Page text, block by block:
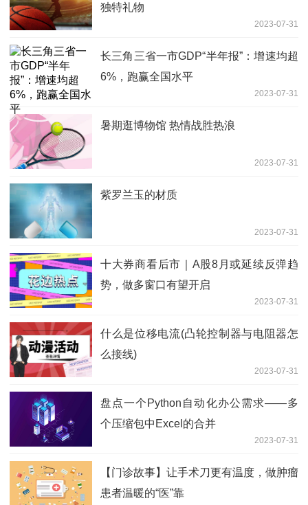
独特礼物
2023-07-31
长三角三省一市GDP“半年报”：增速均超
6%，跑赢全国水平
2023-07-31
暑期逛博物馆 热情战胜热浪
2023-07-31
紫罗兰玉的材质
2023-07-31
十大券商看后市｜A股8月或延续反弹趋
势，做多窗口有望开启
2023-07-31
什么是位移电流(凸轮控制器与电阻器怎
么接线)
2023-07-31
盘点一个Python自动化办公需求——多
个压缩包中Excel的合并
2023-07-31
【门诊故事】让手术刀更有温度，做肿瘤
患者温暖的“医”靠